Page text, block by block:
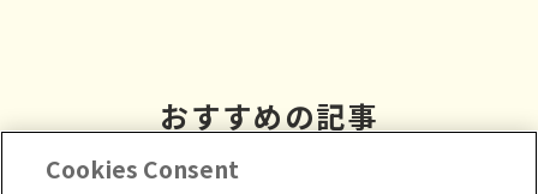
おすすめの記事
Cookies Consent